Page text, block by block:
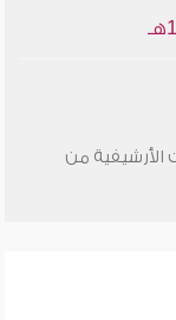
الأرشيفية من